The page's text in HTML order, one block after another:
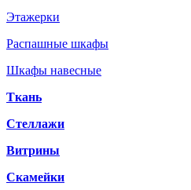
Этажерки
Распашные шкафы
Шкафы навесные
Ткань
Стеллажи
Витрины
Скамейки